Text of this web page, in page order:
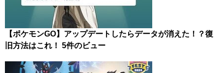
【ポケモンGO】アップデートしたらデータが消えた！？復
旧方法はこれ！ 5件のビュー